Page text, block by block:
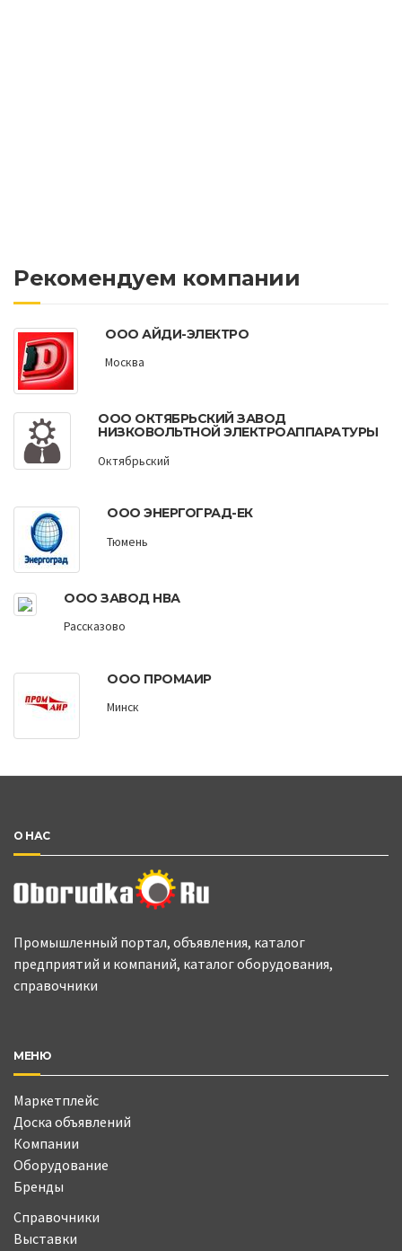
Рекомендуем компании
ООО АЙДИ-ЭЛЕКТРО
Москва
ООО ОКТЯБРЬСКИЙ ЗАВОД
НИЗКОВОЛЬТНОЙ ЭЛЕКТРОАППАРАТУРЫ
Октябрьский
ООО ЭНЕРГОГРАД-ЕК
Тюмень
ООО ЗАВОД НВА
Рассказово
ООО ПРОМАИР
Минск
О НАС
Промышленный портал, объявления, каталог
предприятий и компаний, каталог оборудования,
справочники
МЕНЮ
Маркетплейс
Доска объявлений
Компании
Оборудование
Бренды
Справочники
Выставки